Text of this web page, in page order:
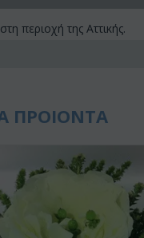
περιοχή της Αττικής.
ΠΡΟΙΟΝΤΑ